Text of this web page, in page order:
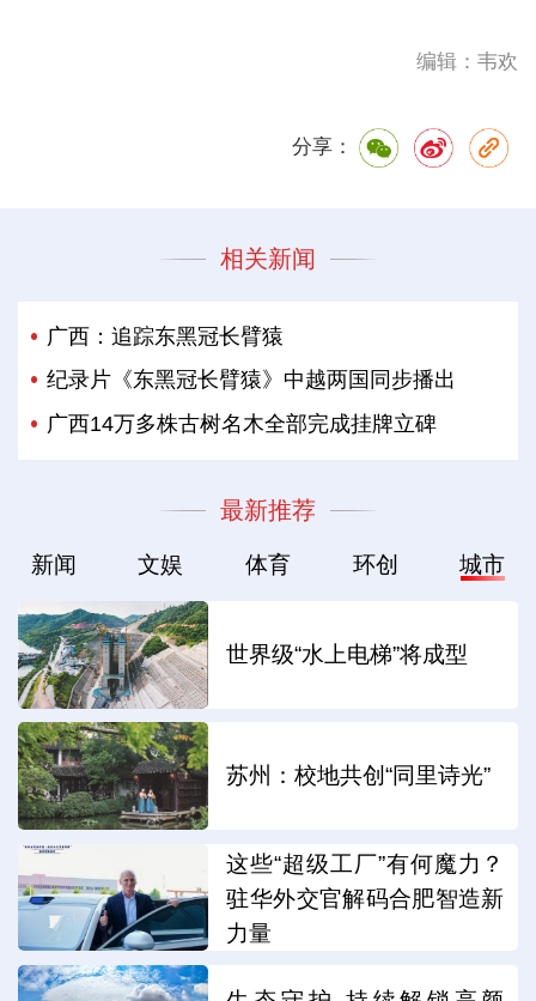
编辑：韦欢
分享：
相关新闻
广西：追踪东黑冠长臂猿
纪录片《东黑冠长臂猿》中越两国同步播出
广西14万多株古树名木全部完成挂牌立碑
最新推荐
新闻 文娱 体育 环创 城市
世界级“水上电梯”将成型
苏州：校地共创“同里诗光”
这些“超级工厂”有何魔力？
驻华外交官解码合肥智造新
力量